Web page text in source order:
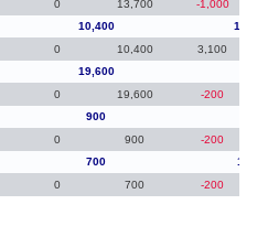
0 13,700 -1,000
10,400
0 10,400 3,100
19,600
0 19,600 -200
900
0 900 -200
700
0 700 -200